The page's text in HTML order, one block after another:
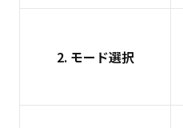
2. モード選択